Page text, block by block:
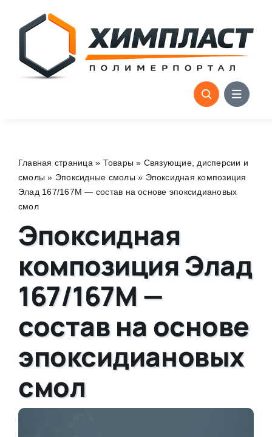
content
Главная страница » Товары » Связующие, дисперсии и
смолы » Эпоксидные смолы » Эпоксидная композиция
Элад 167/167М — состав на основе эпоксидиановых
смол
Эпоксидная
композиция Элад
167/167М —
состав на основе
эпоксидиановых
смол